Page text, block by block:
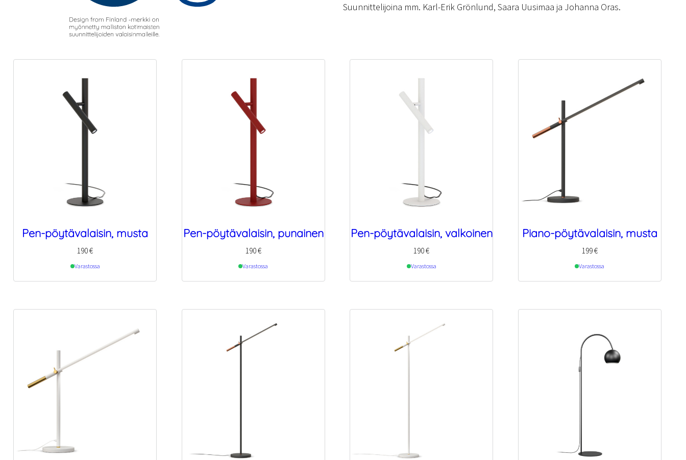
Suunnittelijoina mm. Karl-Erik Grönlund, Saara Uusimaa ja Johanna Oras.
Pen-pöytävalaisin, musta
190€
Varastossa
Pen-pöytävalaisin, punainen
190€
Varastossa
Pen-pöytävalaisin, valkoinen
190€
Varastossa
Piano-pöytävalaisin, musta
199€
Varastossa